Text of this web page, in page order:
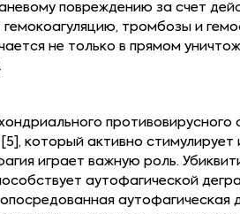
повреждению за счет
тромбозы и
не только в прямом
который активно
играет важную роль.
аутофагической
аутофагическая